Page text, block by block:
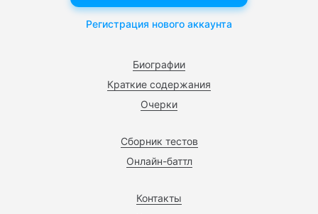
Биографии
Краткие содержания
Очерки
Сборник тестов
Онлайн-баттл
Контакты
Регистрация нового аккаунта